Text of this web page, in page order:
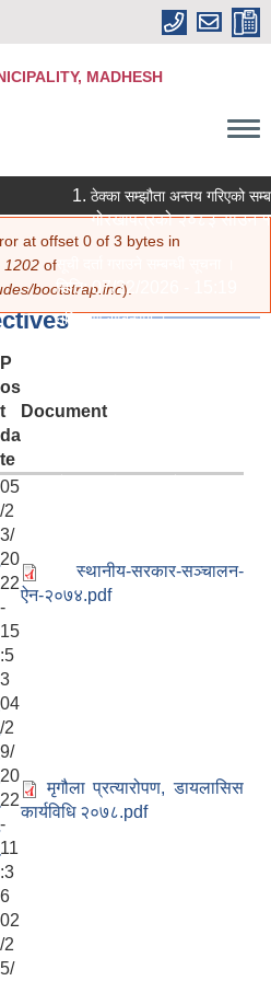
MADHESH
ठेक्का सम्झौता अन्तय गरिएको
गोरखापत्रको २०८३ साउन
सूची दर्ता गराउने सम्बन्धी सूचना ।
मिति:07/22/2026 - 15:19
नविकरण सम्बन्धमा ।
at offset 0 of 3 bytes in
1202 of
bootstrap.inc).
» Act, law and directives
P
os
t
da
te
Document
05
/2
3/
20
22
-
15
:5
3
स्थानीय-सरकार-सञ्चालन-
ऐन-२०७४.pdf
04
/2
9/
20
22
-
11
:3
6
मृगौला प्रत्यारोपण, डायलासिस
कार्यविधि २०७८.pdf
02
/2
5/